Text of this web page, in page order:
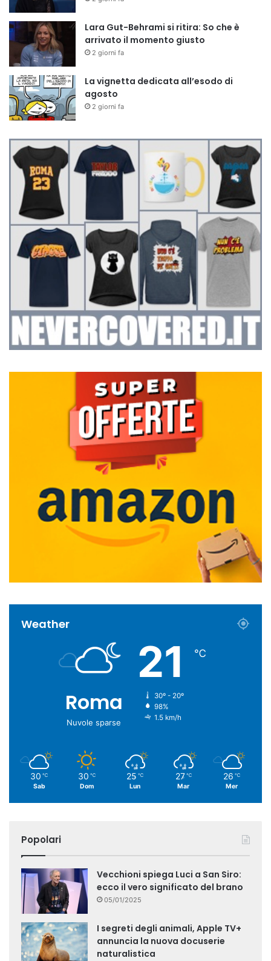
Lara Gut-Behrami si ritira: So che è
arrivato il momento giusto
2 giorni fa
La vignetta dedicata all’esodo di
agosto
2 giorni fa
Weather
Roma
Nuvole sparse
21 ℃
30º - 20º
98%
1.5 km/h
30 ℃
Sab
30 ℃
Dom
25 ℃
Lun
27 ℃
Mar
26 ℃
Mer
Popolari
Vecchioni spiega Luci a San Siro:
ecco il vero significato del brano
05/01/2025
I segreti degli animali, Apple TV+
annuncia la nuova docuserie
naturalistica